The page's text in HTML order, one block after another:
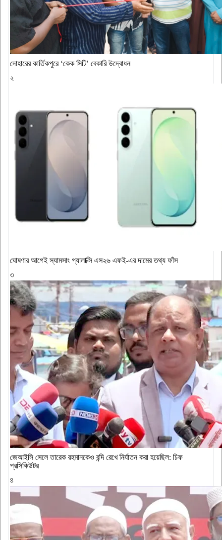
দোহারের কার্তিকপুরে ‘কেক সিটি’ বেকারি উদ্বোধন
২
ঘোষণার আগেই স্যামসাং গ্যালাক্সি এস২৬ এফই-এর দামের তথ্য ফাঁস
৩
জেআইসি সেলে তারেক রহমানকেও বন্দি রেখে নির্যাতন করা হয়েছিল: চিফ
প্রসিকিউটর
৪